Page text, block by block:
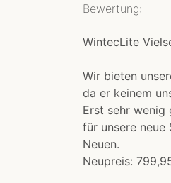
Bewertung:
WintecLite
Wir bieten
da er keinem
Erst sehr wenig
für unsere neue
Neuen.
Neupreis: